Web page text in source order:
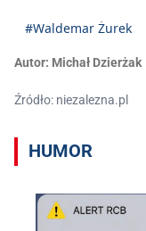
#Waldemar Żurek
Autor: Michał Dzierżak
Źródło: niezalezna.pl
HUMOR